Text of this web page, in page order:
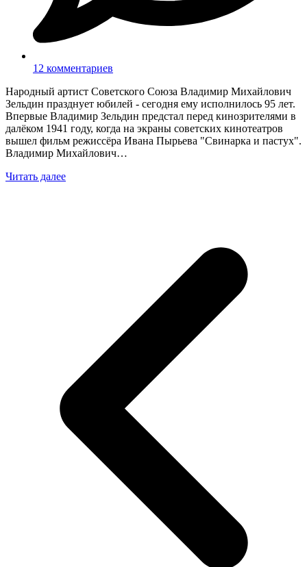
12 комментариев
Народный артист Советского Союза Владимир Михайлович
Зельдин празднует юбилей - сегодня ему исполнилось 95 лет.
Впервые Владимир Зельдин предстал перед кинозрителями в
далёком 1941 году, когда на экраны советских кинотеатров
вышел фильм режиссёра Ивана Пырьева "Свинарка и пастух".
Владимир Михайлович…
Читать далее